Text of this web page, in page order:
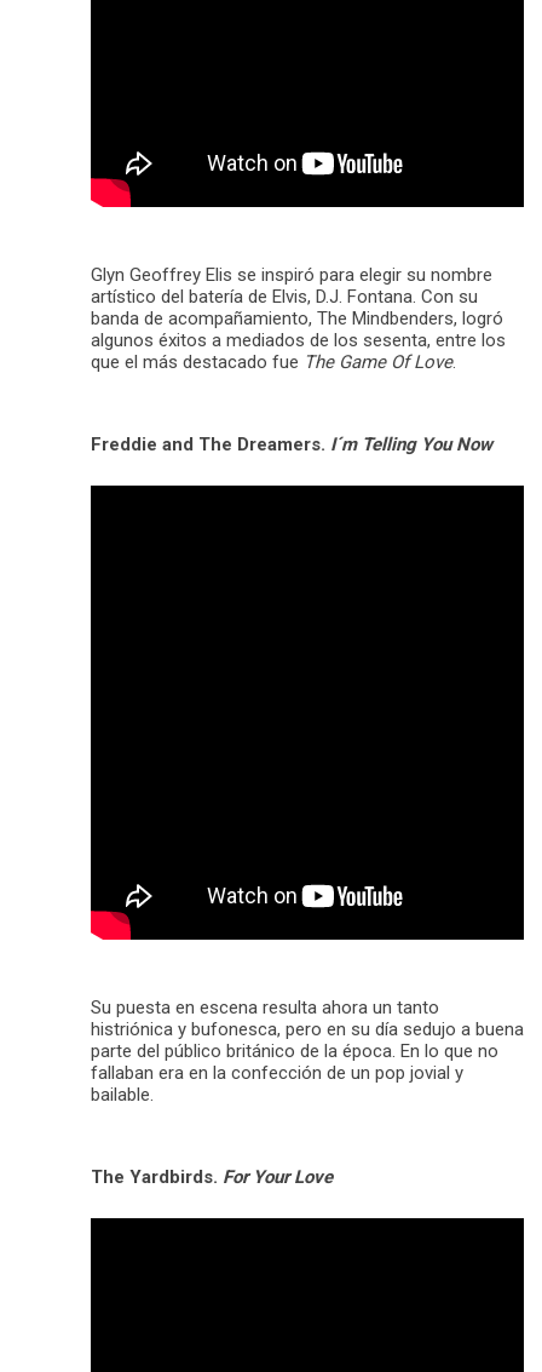
Glyn Geoffrey Elis se inspiró para elegir su nombre
artístico del batería de Elvis, D.J. Fontana. Con su
banda de acompañamiento, The Mindbenders, logró
algunos éxitos a mediados de los sesenta, entre los
que el más destacado fue The Game Of Love.
Freddie and The Dreamers. I´m Telling You Now
Su puesta en escena resulta ahora un tanto
histriónica y bufonesca, pero en su día sedujo a buena
parte del público británico de la época. En lo que no
fallaban era en la confección de un pop jovial y
bailable.
The Yardbirds. For Your Love